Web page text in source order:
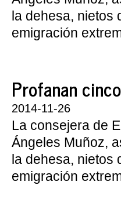
la dehesa, nietos
emigración
Profanan
2014-11-26
La consejera de
Ángeles Muñoz,
la dehesa, nietos
emigración